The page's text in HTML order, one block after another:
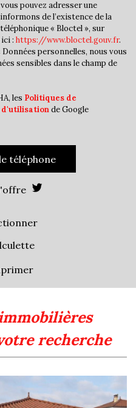
46,08 %
46,08 %
89,14 %
pouvez adresser une
de l’existence de la
« Bloctel », sur
: https://www.bloctel.gouv.fr.
personnelles, nous vous
sensibles dans le champ de
les Politiques de
d'utilisationde Google
téléphone
recherche